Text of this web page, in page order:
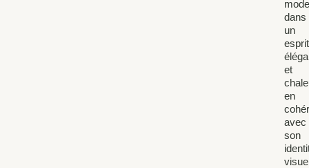
dans
un
esprit
et
en
avec
son